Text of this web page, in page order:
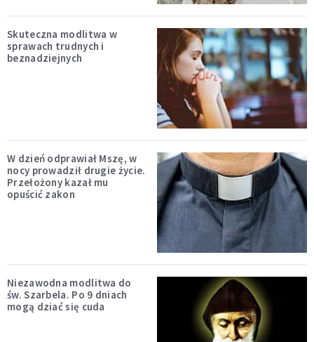
Skuteczna modlitwa w
sprawach trudnych i
beznadziejnych
W dzień odprawiał Mszę, w
nocy prowadził drugie życie.
Przełożony kazał mu
opuścić zakon
Niezawodna modlitwa do
św. Szarbela. Po 9 dniach
mogą dziać się cuda